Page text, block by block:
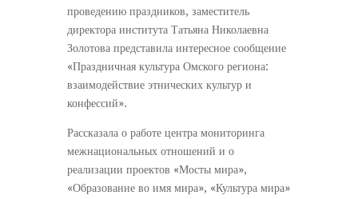
проведению праздников, заместитель
директора института Татьяна Николаевна
Золотова представила интересное сообщение
«Праздничная культура Омского региона:
взаимодействие этнических культур и
конфессий».
Рассказала о работе центра мониторинга
межнациональных отношений и о
реализации проектов «Мосты мира»,
«Образование во имя мира», «Культура мира»